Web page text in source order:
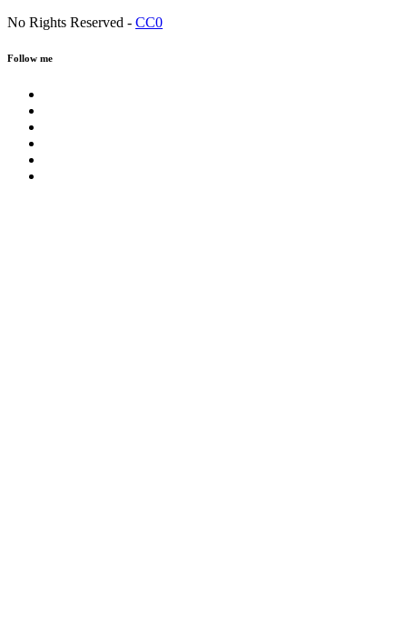
No Rights Reserved - CC0
Follow me